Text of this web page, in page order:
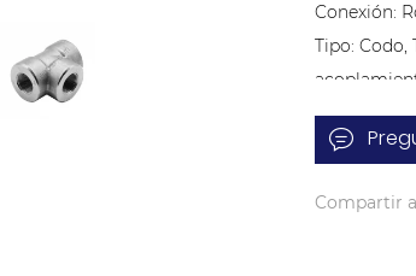
Conexión:
Tipo:
cabeza
sockolet,
MSS SP-79;
Compartir